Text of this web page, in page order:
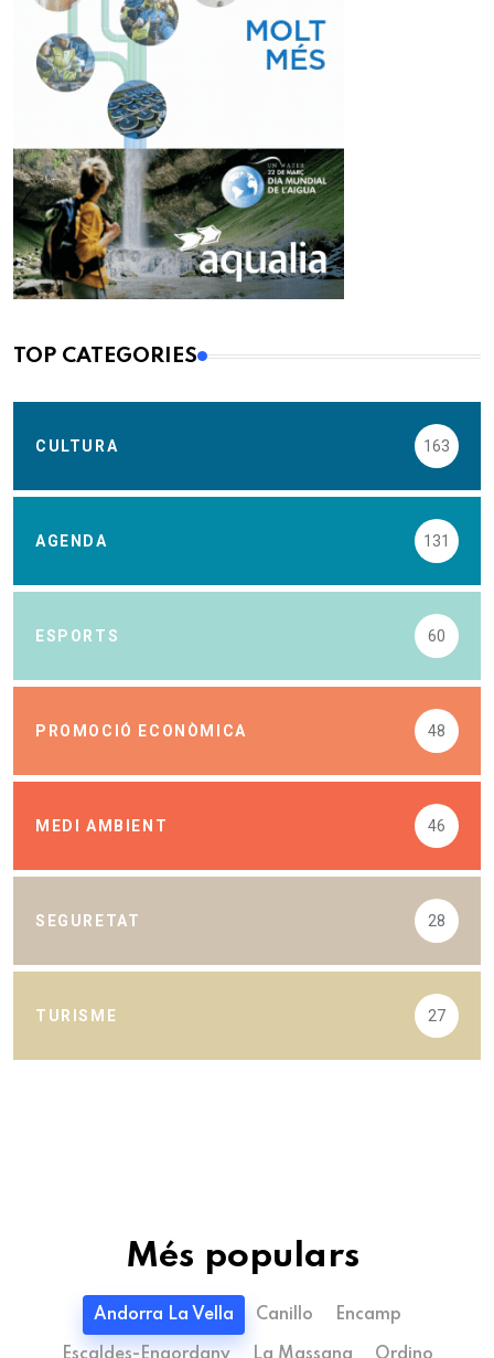
TOP CATEGORIES
CULTURA 163
AGENDA 131
ESPORTS 60
PROMOCIÓ ECONÒMICA 48
MEDI AMBIENT 46
SEGURETAT 28
TURISME 27
Més populars
Andorra La Vella Canillo Encamp